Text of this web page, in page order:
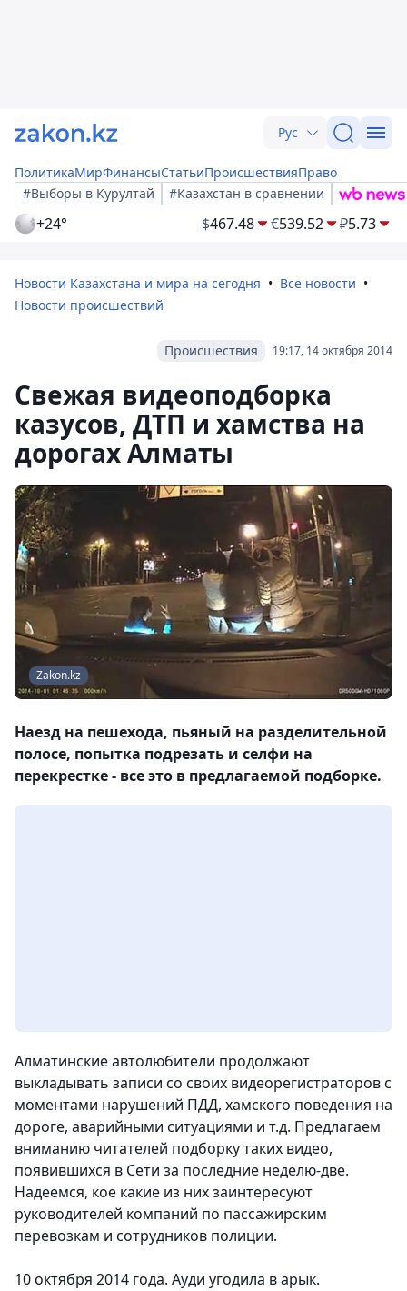
Рус
ПолитикаМирФинансыСтатьиПроисшествияПраво
#Выборы в Курултай
#Казахстан в сравнении
+24° $467.48 €539.52 ₽5.73
Новости Казахстана и мира на сегодня
Все новости
Новости происшествий
19:17, 14 октября 2014
Происшествия
Свежая видеоподборка
казусов, ДТП и хамства на
дорогах Алматы
Zakon.kz
Наезд на пешехода, пьяный на разделительной
полосе, попытка подрезать и селфи на
перекрестке - все это в предлагаемой подборке.
Алматинские автолюбители продолжают
выкладывать записи со своих видеорегистраторов с
моментами нарушений ПДД, хамского поведения на
дороге, аварийными ситуациями и т.д. Предлагаем
вниманию читателей подборку таких видео,
появившихся в Сети за последние неделю-две.
Надеемся, кое какие из них заинтересуют
руководителей компаний по пассажирским
перевозкам и сотрудников полиции.
10 октября 2014 года. Ауди угодила в арык.